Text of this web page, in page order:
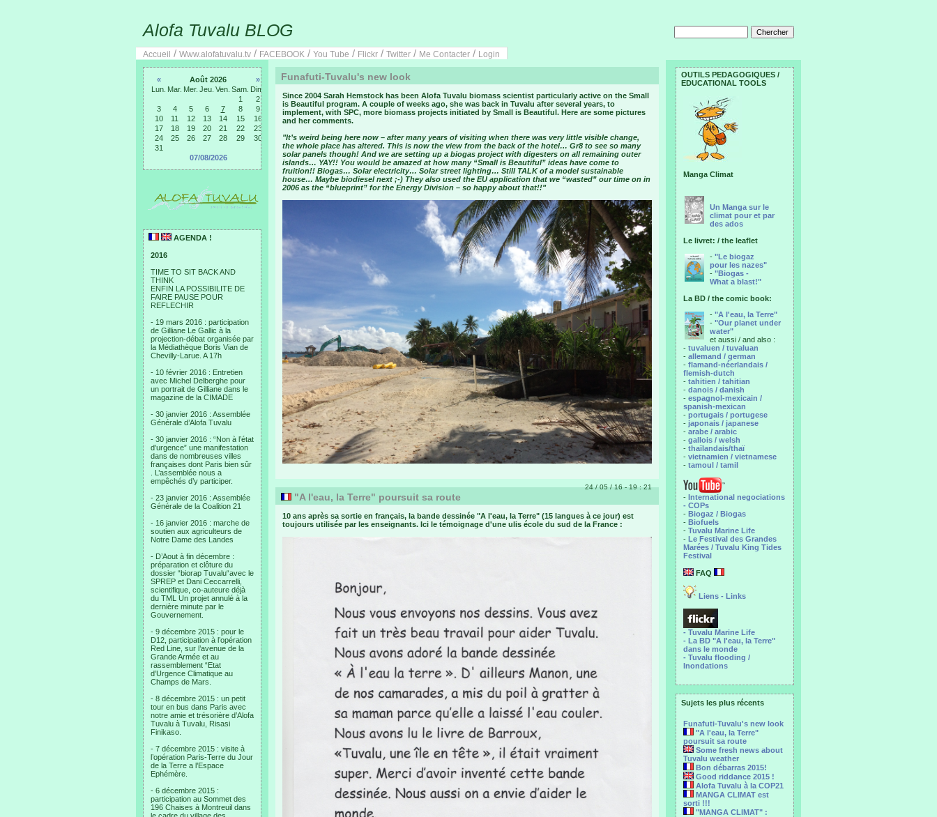
Alofa Tuvalu BLOG
Accueil / Www.alofatuvalu.tv / FACEBOOK / You Tube / Flickr / Twitter / Me Contacter / Login
« Août 2026
»
Lun. Mar. Mer. Jeu. Ven. Sam. Dim.
1
2
3
4 5 6 7 8
9
10
11 12 13 14 15
16
17
18 19 20 21 22
23
24
25 26 27 28 29
30
31
07/08/2026
AGENDA !
2016
TIME TO SIT BACK AND
THINK
ENFIN LA POSSIBILITE DE
FAIRE PAUSE POUR
REFLECHIR
- 19 mars 2016 : participation
de Gilliane Le Gallic à la
projection-débat organisée par
la Médiathèque Boris Vian de
Chevilly-Larue. A 17h
- 10 février 2016 : Entretien
avec Michel Delberghe pour
un portrait de Gilliane dans le
magazine de la CIMADE
- 30 janvier 2016 : Assemblée
Générale d’Alofa Tuvalu
- 30 janvier 2016 : “Non à l’état
d’urgence” une manifestation
dans de nombreuses villes
françaises dont Paris bien sûr
. L’assemblée nous a
empêchés d’y participer.
- 23 janvier 2016 : Assemblée
Générale de la Coalition 21
- 16 janvier 2016 : marche de
soutien aux agriculteurs de
Notre Dame des Landes
- D’Aout à fin décembre :
préparation et clôture du
dossier “biorap Tuvalu“avec le
SPREP et Dani Ceccarrelli,
scientifique, co-auteure déjà
du TML Un projet annulé à la
dernière minute par le
Gouvernement.
- 9 décembre 2015 : pour le
D12, participation à l’opération
Red Line, sur l’avenue de la
Grande Armée et au
rassemblement “Etat
d’Urgence Climatique au
Champs de Mars.
- 8 décembre 2015 : un petit
tour en bus dans Paris avec
notre amie et trésorière d’Alofa
Tuvalu à Tuvalu, Risasi
Finikaso.
- 7 décembre 2015 : visite à
l’opération Paris-Terre du Jour
de la Terre a l’Espace
Ephémère.
- 6 décembre 2015 :
participation au Sommet des
196 Chaises à Montreuil dans
OUTILS PEDAGOGIQUES /
EDUCATIONAL TOOLS
Manga Climat
Un Manga sur le
climat pour et par
des ados
Le livret: / the leaflet
- "Le biogaz
pour les nazes"
- "Biogas -
What a blast!"
La BD / the comic book:
- "A l'eau, la Terre"
- "Our planet under
water"
et aussi / and also :
- tuvaluen / tuvaluan
- allemand / german
- flamand-néerlandais /
flemish-dutch
- tahitien / tahitian
- danois / danish
- espagnol-mexicain /
spanish-mexican
- portugais / portugese
- japonais / japanese
- arabe / arabic
- gallois / welsh
- thaïlandais/thaï
- vietnamien / vietnamese
- tamoul / tamil
- International negociations
- COPs
- Biogaz / Biogas
- Biofuels
- Tuvalu Marine Life
- Le Festival des Grandes
Marées / Tuvalu King Tides
Festival
FAQ
Liens - Links
- Tuvalu Marine Life
- La BD "A l'eau, la Terre"
dans le monde
- Tuvalu flooding /
Inondations
Sujets les plus récents
Funafuti-Tuvalu's new look
"A l'eau, la Terre"
poursuit sa route
Some fresh news about
Tuvalu weather
Bon débarras 2015!
Good riddance 2015 !
Alofa Tuvalu à la COP21
MANGA CLIMAT est
sorti !!!
"MANGA CLIMAT" :
Funafuti-Tuvalu's new look
Since 2004 Sarah Hemstock has been Alofa Tuvalu biomass scientist particularly active on the Small
is Beautiful program. A couple of weeks ago, she was back in Tuvalu after several years, to
implement, with SPC, more biomass projects initiated by Small is Beautiful. Here are some pictures
and her comments.
"It’s weird being here now – after many years of visiting when there was very little visible change,
the whole place has altered. This is now the view from the back of the hotel… Gr8 to see so many
solar panels though! And we are setting up a biogas project with digesters on all remaining outer
islands… YAY!! You would be amazed at how many “Small is Beautiful” ideas have come to
fruition!! Biogas… Solar electricity… Solar street lighting… Still TALK of a model sustainable
house… Maybe biodiesel next ;-) They also used the EU application that we “wasted” our time on in
2006 as the “blueprint” for the Energy Division – so happy about that!!"
24 / 05 / 16 - 19 : 21
"A l'eau, la Terre" poursuit sa route
10 ans après sa sortie en français, la bande dessinée "A l'eau, la Terre" (15 langues à ce jour) est
toujours utilisée par les enseignants. Ici le témoignage d'une ulis école du sud de la France :